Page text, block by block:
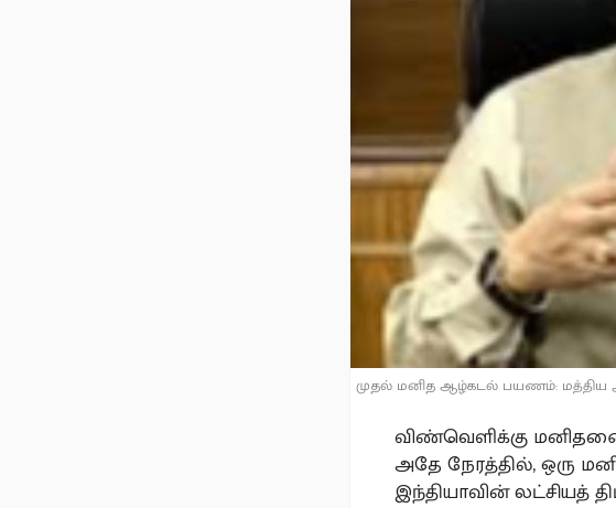
முதல் மனித ஆழ்கடல் பயணம்: மத்திய
விண்வெளிக்கு
அதே நேரத்தில், ஒரு
இந்தியாவின் லட்சியத்